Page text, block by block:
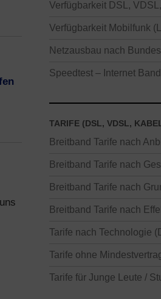
Verfügbarkeit DSL,
Verfügbarkeit Mobilfunk
Netzausbau nach
Speedtest – Internet
TARIFE (DSL, VDSL,
Breitband Tarife nach
Breitband Tarife nach
Breitband Tarife nach
Breitband Tarife nach
Tarife nach Technologie
Tarife ohne
Tarife für Junge Leute /